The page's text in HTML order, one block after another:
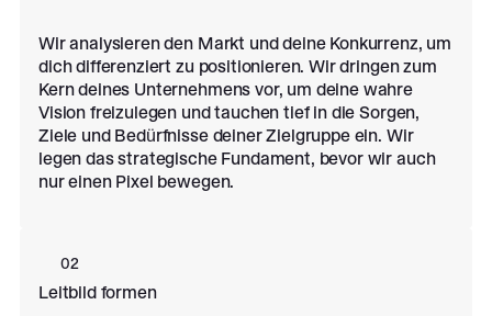
Wir analysieren den Markt und deine Konkurrenz, um
dich differenziert zu positionieren. Wir dringen zum
Kern deines Unternehmens vor, um deine wahre
Vision freizulegen und tauchen tief in die Sorgen,
Ziele und Bedürfnisse deiner Zielgruppe ein. Wir
legen das strategische Fundament, bevor wir auch
nur einen Pixel bewegen.
02
Leitbild formen